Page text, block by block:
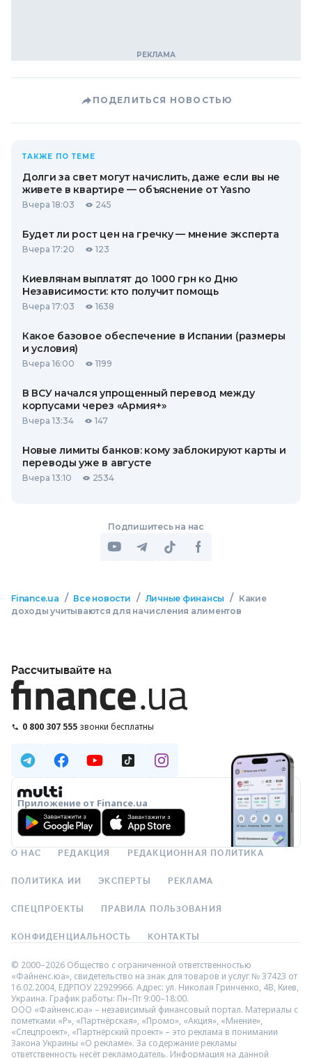
ПОДЕЛИТЬСЯ НОВОСТЬЮ
ТАКЖЕ ПО ТЕМЕ
Долги за свет могут начислить, даже если вы не
живете в квартире — объяснение от Yasno
Вчера 18:03 245
Будет ли рост цен на гречку — мнение эксперта
Вчера 17:20 123
Киевлянам выплатят до 1000 грн ко Дню
Независимости: кто получит помощь
Вчера 17:03 1638
Какое базовое обеспечение в Испании (размеры
и условия)
Вчера 16:00 1199
В ВСУ начался упрощенный перевод между
корпусами через «Армия+»
Вчера 13:34 147
Новые лимиты банков: кому заблокируют карты и
переводы уже в августе
Вчера 13:10 2534
Подпишитесь на нас
Finance.ua / Все новости / Личные финансы /
Какие
доходы учитываются для начисления алиментов
Рассчитывайте на
0 800 307 555 звонки бесплатны
Приложение от Finance.ua
О НАС РЕДАКЦИЯ РЕДАКЦИОННАЯ ПОЛИТИКА
ПОЛИТИКА ИИ ЭКСПЕРТЫ РЕКЛАМА
СПЕЦПРОЕКТЫ ПРАВИЛА ПОЛЬЗОВАНИЯ
КОНФИДЕНЦИАЛЬНОСТЬ КОНТАКТЫ
© 2000–2026 Общество с ограниченной ответственностью
«Файненс.юа», свидетельство на знак для товаров и услуг № 37423 от
16.02.2004, ЕДРПОУ 22929966. Адрес: ул. Николая Гринченко, 4В, Киев,
Украина. График работы: Пн–Пт 9:00–18:00.
ООО «Файненс.юа» – независимый финансовый портал. Материалы с
пометками «Р», «Партнёрская», «Промо», «Акция», «Мнение»,
«Спецпроект», «Партнёрский проект» – это реклама в понимании
Закона Украины «О рекламе». За содержание рекламы
ответственность несёт рекламодатель. Информация на данной